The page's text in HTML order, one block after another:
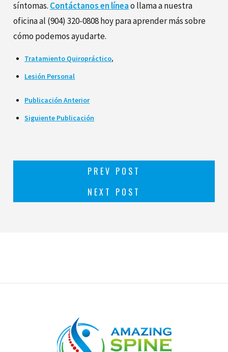
síntomas. Contáctanos en líneao llama a nuestra
oficina al (904) 320-0808hoy para aprender más sobre
cómo podemos ayudarte.
Tratamiento Quiropráctico,
Lesión Personal
Publicación Anterior
Siguiente Publicación
PREV POST
NEXT POST